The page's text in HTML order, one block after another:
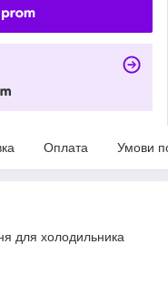
Оплата Умови
для холодильника